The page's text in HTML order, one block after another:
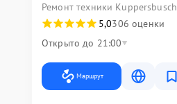
Ремонт техники Kuppersbusch
5,0306 оценки
Открыто до 21:00
Маршрут